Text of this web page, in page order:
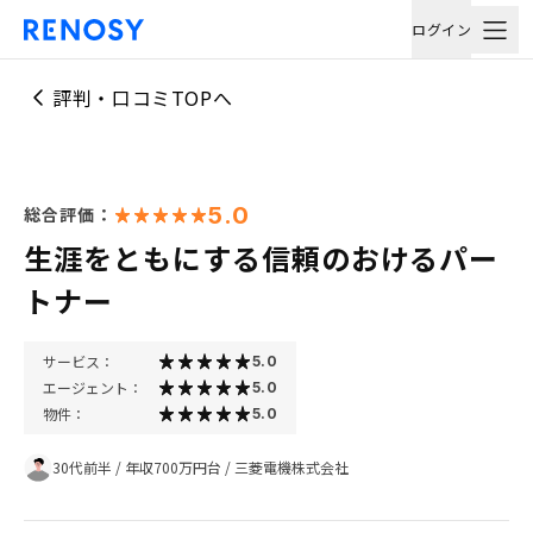
ログイン
評判・口コミTOPへ
総合評価： 5.0
生涯をともにする信頼のおけるパー
トナー
サービス： 5.0
エージェント： 5.0
物件： 5.0
30代前半 / 年収700万円台 / 三菱電機株式会社